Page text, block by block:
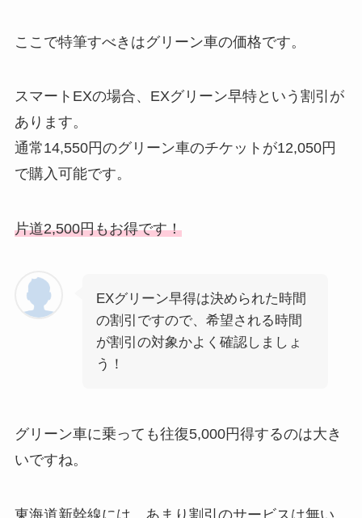
ここで特筆すべきはグリーン車の価格です。
スマートEXの場合、EXグリーン早特という割引が
あります。
通常14,550円のグリーン車のチケットが12,050円
で購入可能です。
片道2,500円もお得です！
EXグリーン早得は決められた時間
の割引ですので、希望される時間
が割引の対象かよく確認しましょ
う！
グリーン車に乗っても往復5,000円得するのは大き
いですね。
東海道新幹線には、あまり割引のサービスは無い